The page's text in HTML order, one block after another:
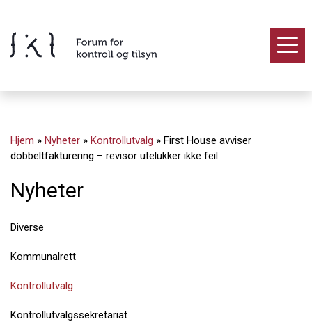
innholdet
Hjem » Nyheter » Kontrollutvalg » First House avviser
dobbeltfakturering – revisor utelukker ikke feil
Nyheter
Diverse
Kommunalrett
Kontrollutvalg
Kontrollutvalgssekretariat